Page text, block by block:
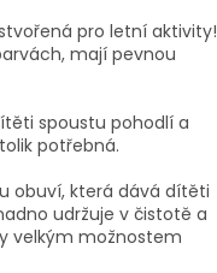
pro letní aktivity!
mají pevnou
spoustu pohodlí a
potřebná.
obuví, která dává dítěti
udržuje v čistotě a
velkým možnostem